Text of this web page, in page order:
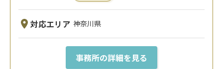
対応エリア 神奈川県
事務所の詳細を見る